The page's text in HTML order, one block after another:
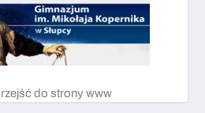
do strony www